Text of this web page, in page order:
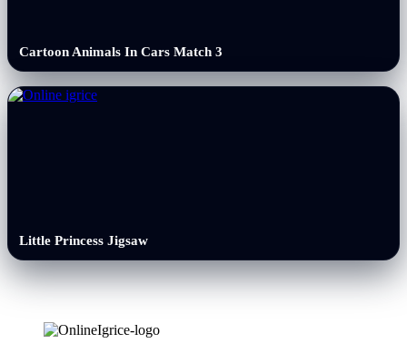
Cartoon Animals In Cars Match 3
Little Princess Jigsaw